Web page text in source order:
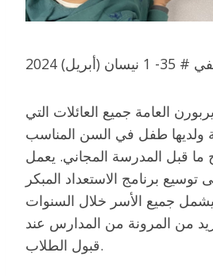
2024
العامة جميع العائلات التي
ولديها طفل في السن المناسب
ما قبل المدرسة المجاني. يعمل
برنامج الاستعداد المبكر
جميع الأسر خلال السنوات
من المرونة من المدارس عند
قبول الطلاب.